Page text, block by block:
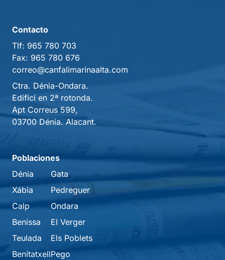
Contacto
Tlf: 965 780 703
Fax: 965 780 676
correo@canfalimarinaalta.com
Ctra. Dénia-Ondara.
Edifici en 2ª rotonda.
Apt Correus 599,
03700 Dénia. Alacant.
Poblaciones
Dénia
Xábia
Calp
Benissa
Teulada
Benitatxell
Gata
Pedreguer
Ondara
El Verger
Els Poblets
Pego